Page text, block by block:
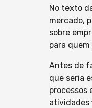
No texto
mercado,
sobre
para
Antes de
que seria
processos
atividades